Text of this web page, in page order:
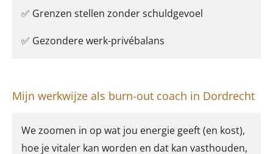
✅ Grenzen stellen zonder schuldgevoel
✅ Gezondere werk-privébalans
Mijn werkwijze als burn-out coach in Dordrecht
We zoomen in op wat jou energie geeft (en kost),
hoe je vitaler kan worden en dat kan vasthouden,